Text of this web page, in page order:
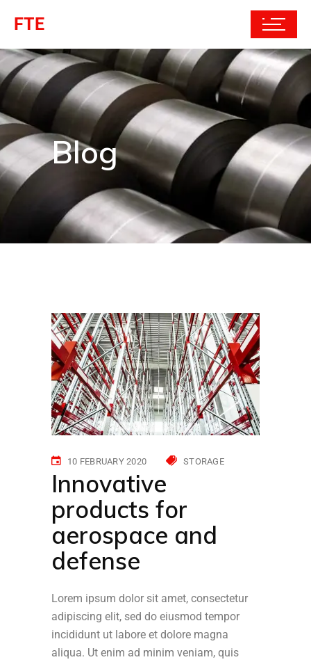
FTE
Blog
10 FEBRUARY 2020 STORAGE
Innovative
products for
aerospace and
defense
Lorem ipsum dolor sit amet, consectetur
adipiscing elit, sed do eiusmod tempor
incididunt ut labore et dolore magna
aliqua. Ut enim ad minim veniam, quis